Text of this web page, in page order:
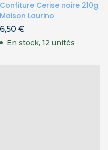
Confiture Cerise noire 210g
Maison Laurino
6,50 €
En stock, 12 unités